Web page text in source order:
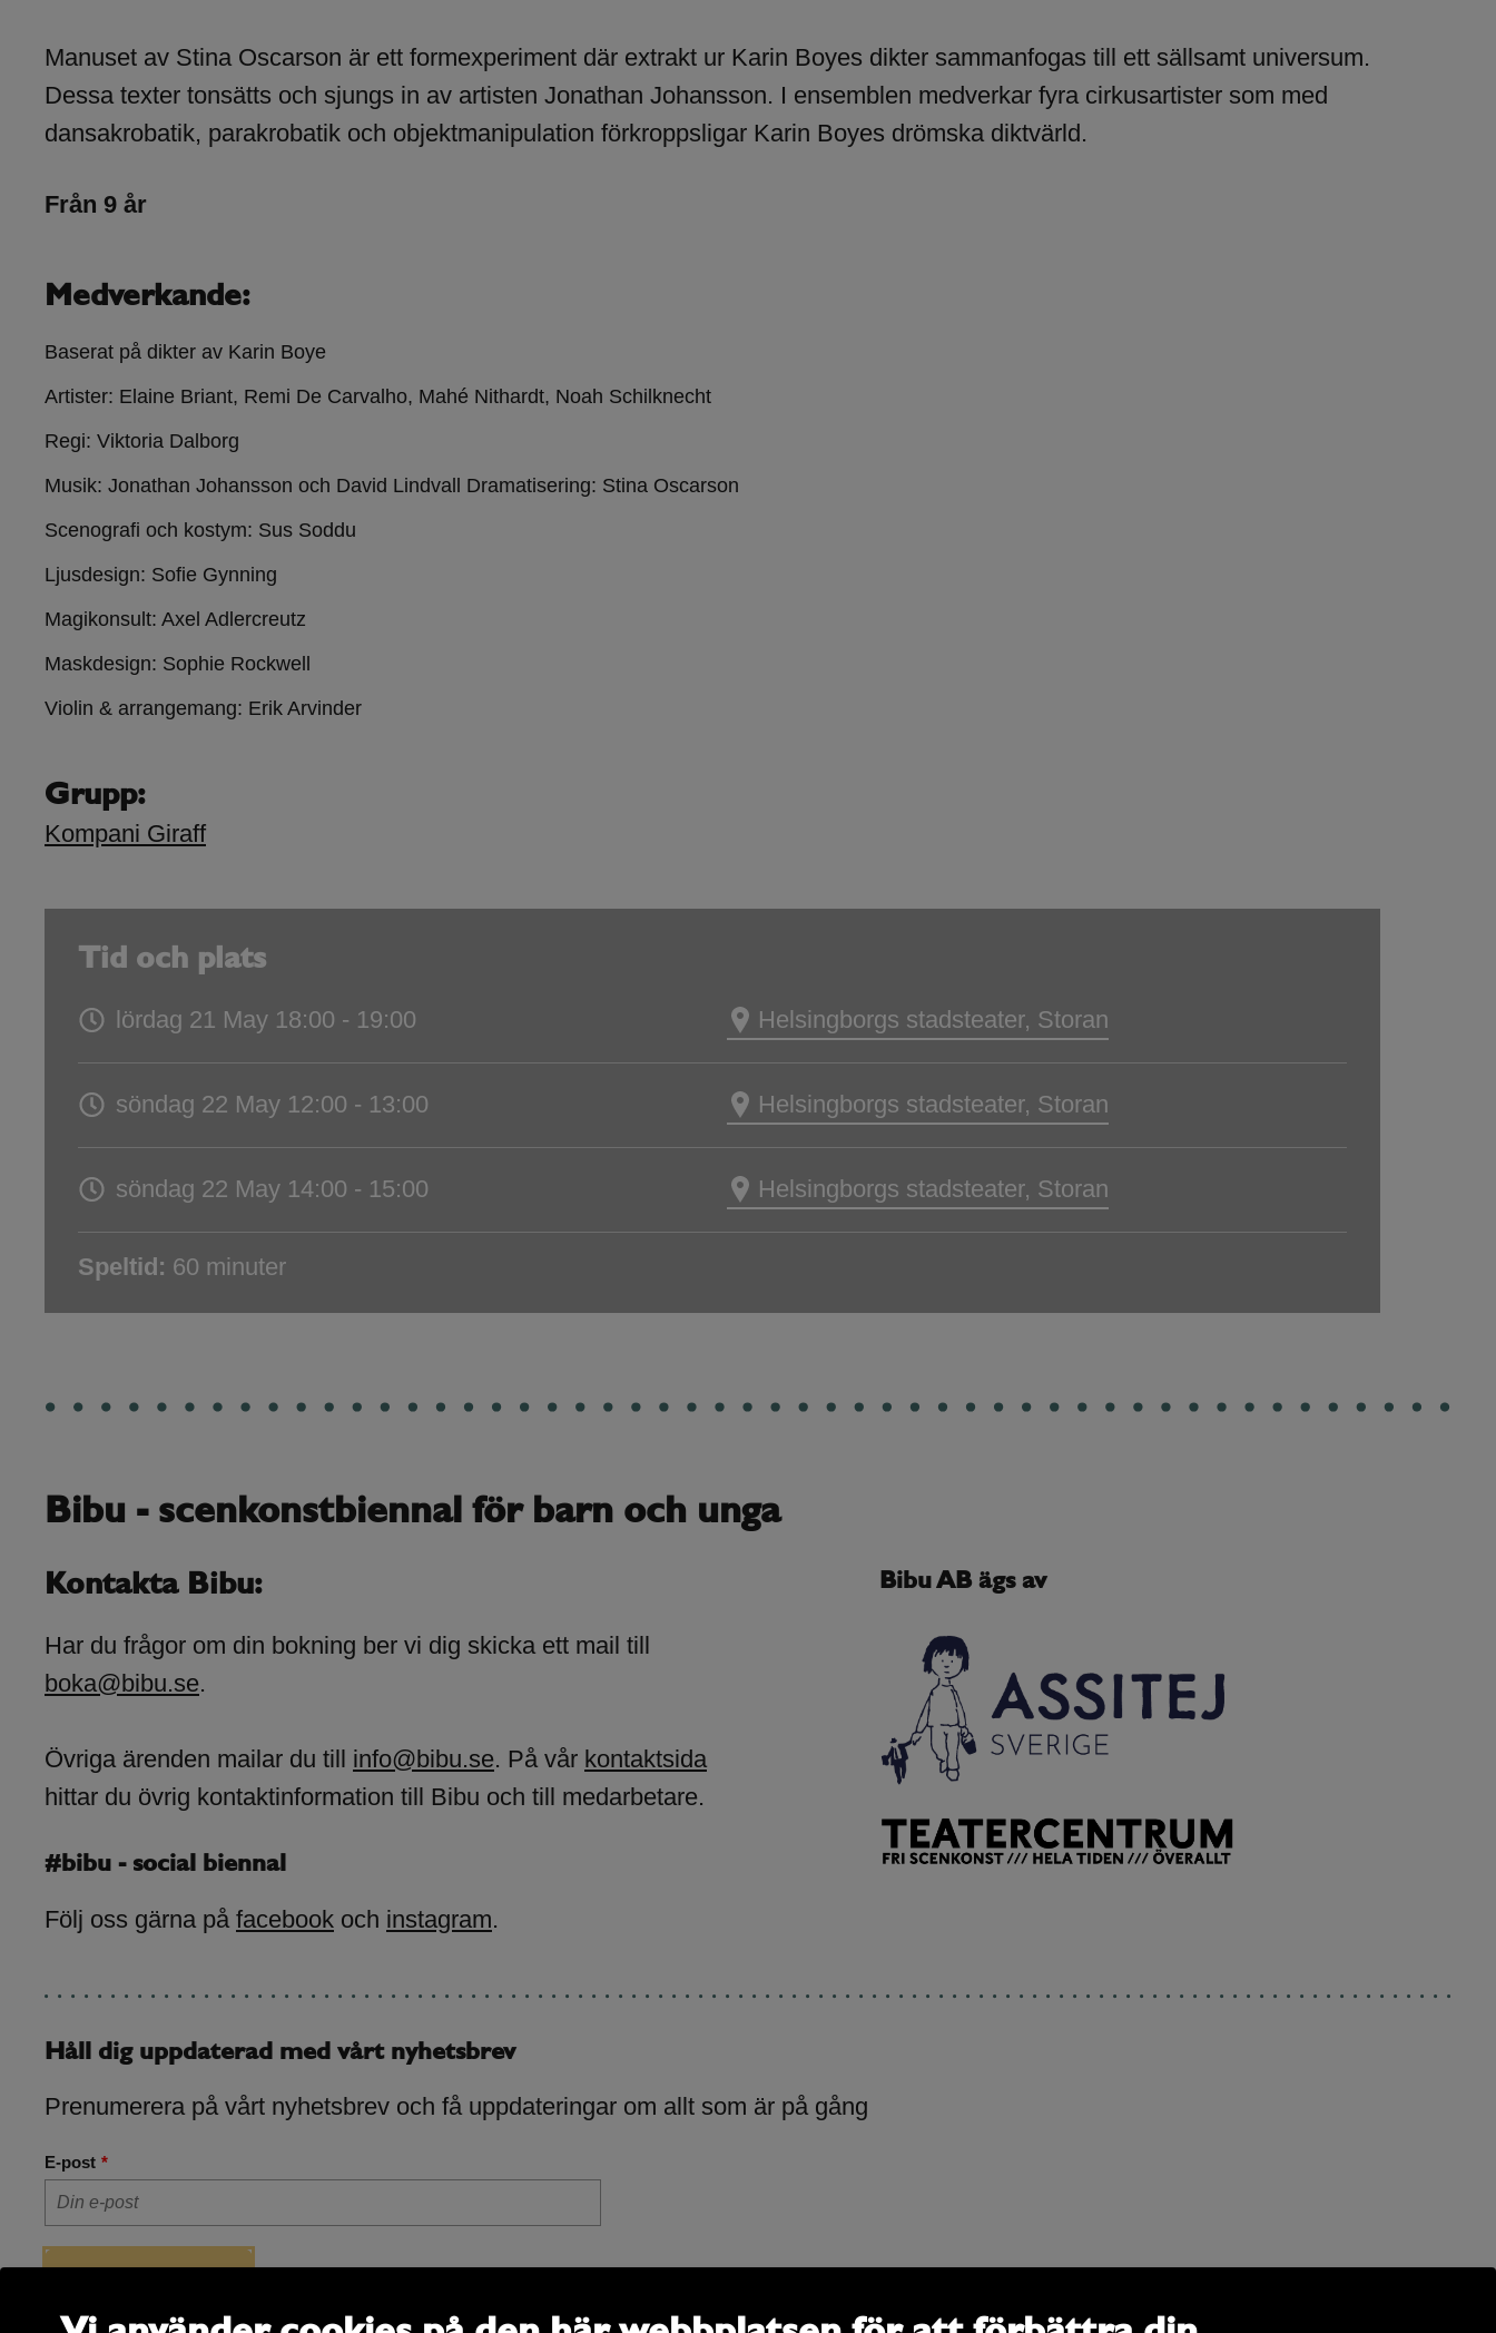
Manuset av Stina Oscarson är ett formexperiment där extrakt ur Karin Boyes dikter sammanfogas till ett sällsamt universum.
Dessa texter tonsätts och sjungs in av artisten Jonathan Johansson. I ensemblen medverkar fyra cirkusartister som med
dansakrobatik, parakrobatik och objektmanipulation förkroppsligar Karin Boyes drömska diktvärld.
Från 9 år
Medverkande:
Baserat på dikter av Karin Boye
Artister: Elaine Briant, Remi De Carvalho, Mahé Nithardt, Noah Schilknecht
Regi: Viktoria Dalborg
Musik: Jonathan Johansson och David Lindvall Dramatisering: Stina Oscarson
Scenografi och kostym: Sus Soddu
Ljusdesign: Sofie Gynning
Magikonsult: Axel Adlercreutz
Maskdesign: Sophie Rockwell
Violin & arrangemang: Erik Arvinder
Grupp:
Kompani Giraff
Tid och plats
lördag 21 May 18:00 - 19:00 Helsingborgs stadsteater, Storan
söndag 22 May 12:00 - 13:00 Helsingborgs stadsteater, Storan
söndag 22 May 14:00 - 15:00 Helsingborgs stadsteater, Storan
Speltid: 60 minuter
Bibu - scenkonstbiennal för barn och unga
Kontakta Bibu:
Har du frågor om din bokning ber vi dig skicka ett mail till
boka@bibu.se.
Övriga ärenden mailar du till info@bibu.se. På vår kontaktsida
hittar du övrig kontaktinformation till Bibu och till medarbetare.
#bibu - social biennal
Följ oss gärna på facebook och instagram.
Bibu AB ägs av
Håll dig uppdaterad med vårt nyhetsbrev
Prenumerera på vårt nyhetsbrev och få uppdateringar om allt som är på gång
E-post